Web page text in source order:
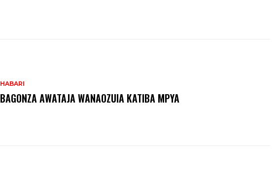
HABARI
BAGONZA AWATAJA WANAOZUIA KATIBA MPYA